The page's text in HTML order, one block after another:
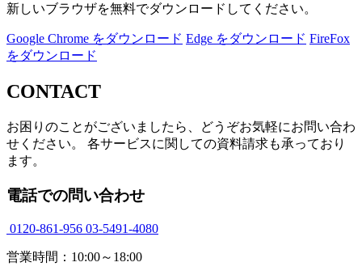
新しいブラウザを無料でダウンロードしてください。
Google Chrome をダウンロード Edge をダウンロード FireFox
をダウンロード
CONTACT
お困りのことがございましたら、どうぞお気軽にお問い合わ
せください。 各サービスに関しての資料請求も承っており
ます。
電話での問い合わせ
0120-861-956 03-5491-4080
営業時間：10:00～18:00